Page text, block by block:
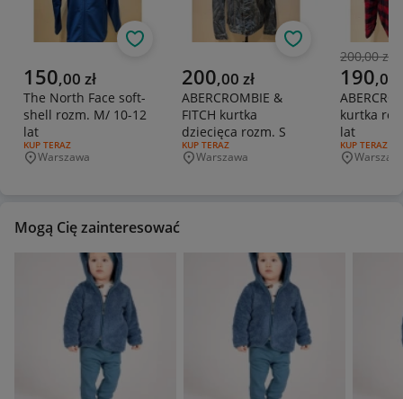
Aktualna cena
150,00 zł
The North Face soft-
shell rozm. M/ 10-12
lat
RODZAJ OFERTY:
KUP TERAZ
Miejscowość
Warszawa
Obserwuj
Aktualna cena
200,00 zł
ABERCROMBIE &
FITCH kurtka
dziecięca rozm. S
RODZAJ OFERTY:
KUP TERAZ
Miejscowość
Warszawa
Obserwuj
200,00 zł
Aktualna
190,00
kurtka
lat
RODZAJ
KUP TERAZ
Mogą Cię zainteresować